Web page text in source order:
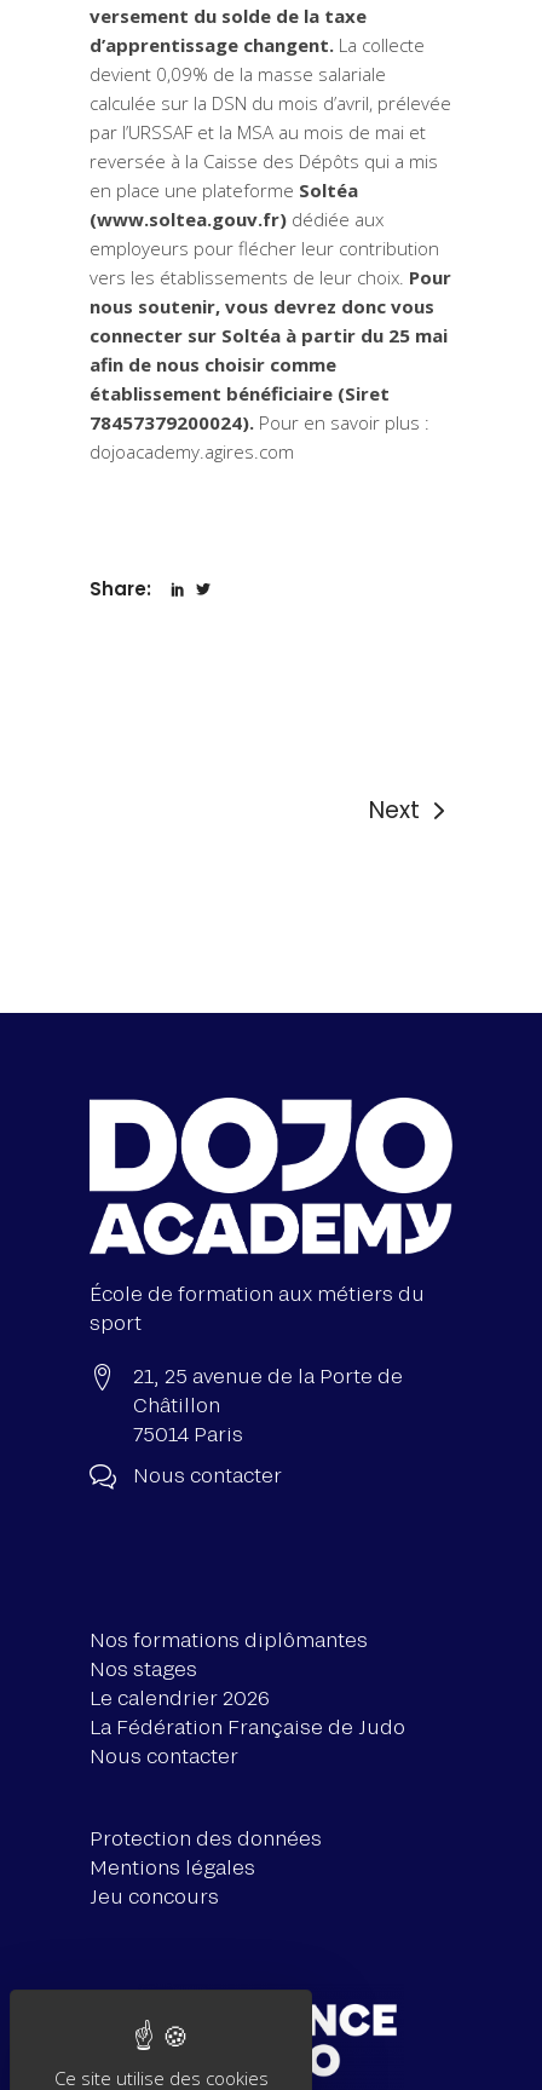
versement du solde de la taxe
d’apprentissage changent. La collecte
devient 0,09% de la masse salariale
calculée sur la DSN du mois d’avril, prélevée
par l’URSSAF et la MSA au mois de mai et
reversée à la Caisse des Dépôts qui a mis
en place une plateforme Soltéa
(www.soltea.gouv.fr) dédiée aux
employeurs pour flécher leur contribution
vers les établissements de leur choix. Pour
nous soutenir, vous devrez donc vous
connecter sur Soltéa à partir du 25 mai
afin de nous choisir comme
établissement bénéficiaire (Siret
78457379200024). Pour en savoir plus :
dojoacademy.agires.com
Share:
Next
École de formation aux métiers du
sport
21, 25 avenue de la Porte de
Châtillon
75014 Paris
Nous contacter
Nos formations diplômantes
Nos stages
Le calendrier 2026
La Fédération Française de Judo
Nous contacter
Protection des données
Mentions légales
Jeu concours
Ce site utilise des cookies